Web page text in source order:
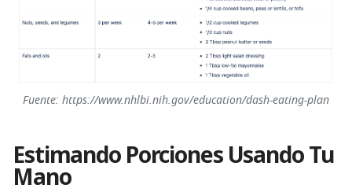
Fuente: https://www.nhlbi.nih.gov/education/dash-eating-plan
Estimando Porciones Usando Tu
Mano